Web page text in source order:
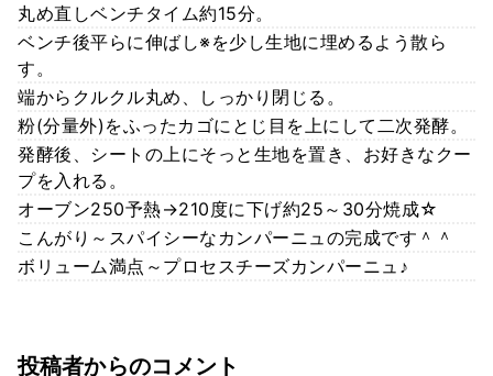
丸め直しベンチタイム約15分。
ベンチ後平らに伸ばし※を少し生地に埋めるよう散ら
す。
端からクルクル丸め、しっかり閉じる。
粉(分量外)をふったカゴにとじ目を上にして二次発酵。
発酵後、シートの上にそっと生地を置き、お好きなクー
プを入れる。
オーブン250予熱→210度に下げ約25～30分焼成☆
こんがり～スパイシーなカンパーニュの完成です＾＾
ボリューム満点～プロセスチーズカンパーニュ♪
投稿者からのコメント